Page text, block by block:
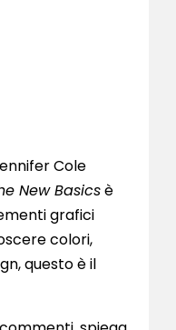
Cole
New Basicsè
grafici
colori,
questo è il